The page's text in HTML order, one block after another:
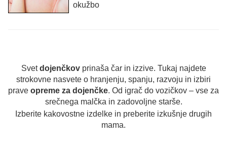
okužbo
Svetdojenčkovprinaša čar in izzive. Tukaj najdete
strokovne nasvete o hranjenju, spanju, razvoju in izbiri
prave opreme za dojenčke. Od igrač do vozičkov – vse za
srečnega malčka in zadovoljne starše.
Izberite kakovostne izdelke in preberite izkušnje drugih
mama.